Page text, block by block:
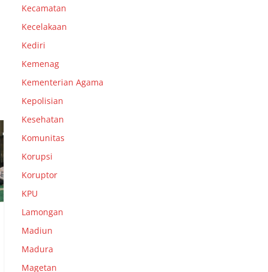
Kecamatan
Kecelakaan
Kediri
Kemenag
Kementerian Agama
Kepolisian
Kesehatan
Komunitas
Korupsi
Koruptor
KPU
Lamongan
Madiun
Madura
Magetan